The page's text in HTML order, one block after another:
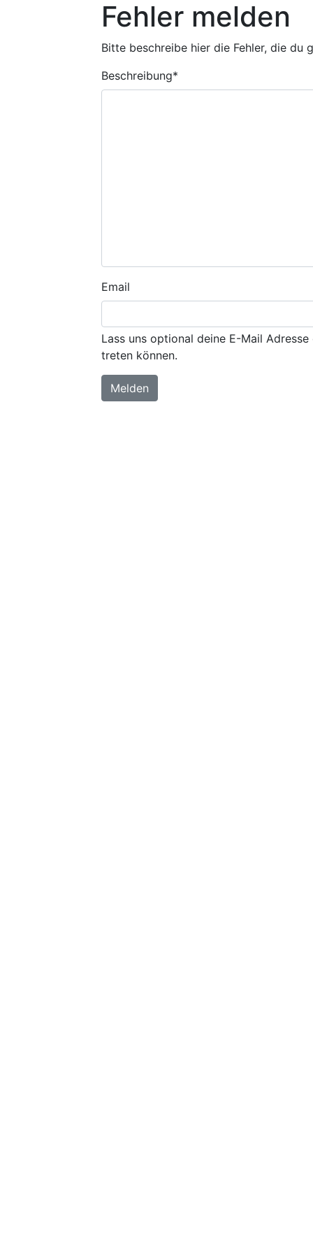
Fehler melden
Bitte beschreibe hier die Fehler, die du
Beschreibung*
Email
Lass uns optional deine E-Mail
treten können.
Melden